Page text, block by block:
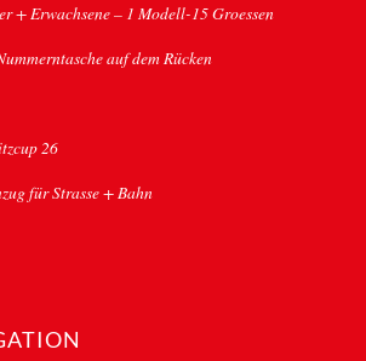
+ Erwachsene – 1 Modell-15 Groessen
auf dem Rücken
26
für Strasse + Bahn